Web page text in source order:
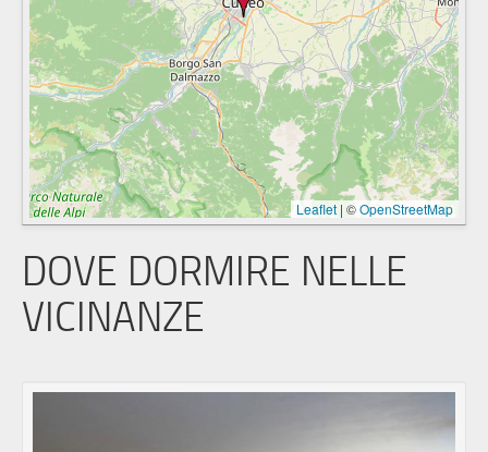
Leaflet | ©OpenStreetMap
DOVE DORMIRE NELLE
VICINANZE